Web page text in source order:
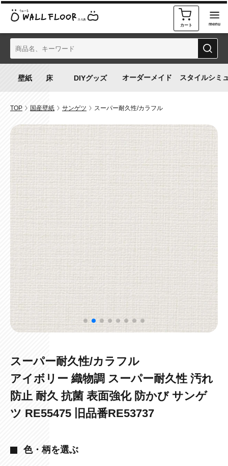
カート
オーダーメイド スタイルシミ
TOP 国産壁紙 サンゲツ スーパー耐久性/カラフル
スーパー耐久性/カラフル
アイボリー 織物調 スーパー耐久性 汚れ
防止 耐久 抗菌 表面強化 防かび サンゲ
ツ RE55475 旧品番RE53737
色・柄を選ぶ